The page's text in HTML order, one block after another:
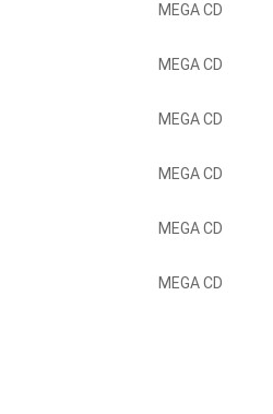
MEGA CD
MEGA CD
MEGA CD
MEGA CD
MEGA CD
MEGA CD